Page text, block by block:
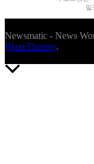
일
Newsmatic - News
BlazeThemes.